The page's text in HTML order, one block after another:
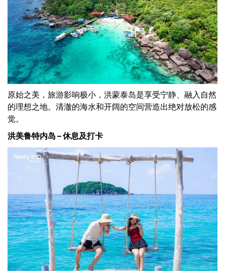
原始之美，旅游影响极小，洪蒙泰岛是享受宁静、融入自然
的理想之地。清澈的海水和开阔的空间营造出绝对放松的感
觉。
洪美鲁特内岛 – 休息及打卡